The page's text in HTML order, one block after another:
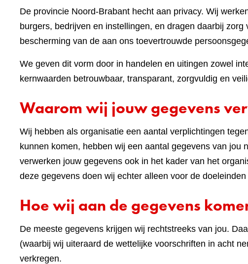
De provincie Noord-Brabant hecht aan privacy. Wij
burgers, bedrijven en instellingen, en dragen daarbij
bescherming van de aan ons toevertrouwde
We geven dit vorm door in handelen en uitingen zowel
kernwaarden betrouwbaar, transparant, zorgvuldig en
Waarom wij jouw gegevens
Wij hebben als organisatie een aantal verplichtingen
kunnen komen, hebben wij een aantal gegevens van jou
verwerken jouw gegevens ook in het kader van het
deze gegevens doen wij echter alleen voor de
Hoe wij aan de gegevens
De meeste gegevens krijgen wij rechtstreeks van jou.
(waarbij wij uiteraard de wettelijke voorschriften in acht
verkregen.